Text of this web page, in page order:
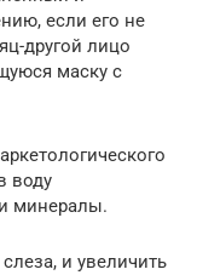
если его не
другой лицо
маску с
воду
минералы.
и увеличить